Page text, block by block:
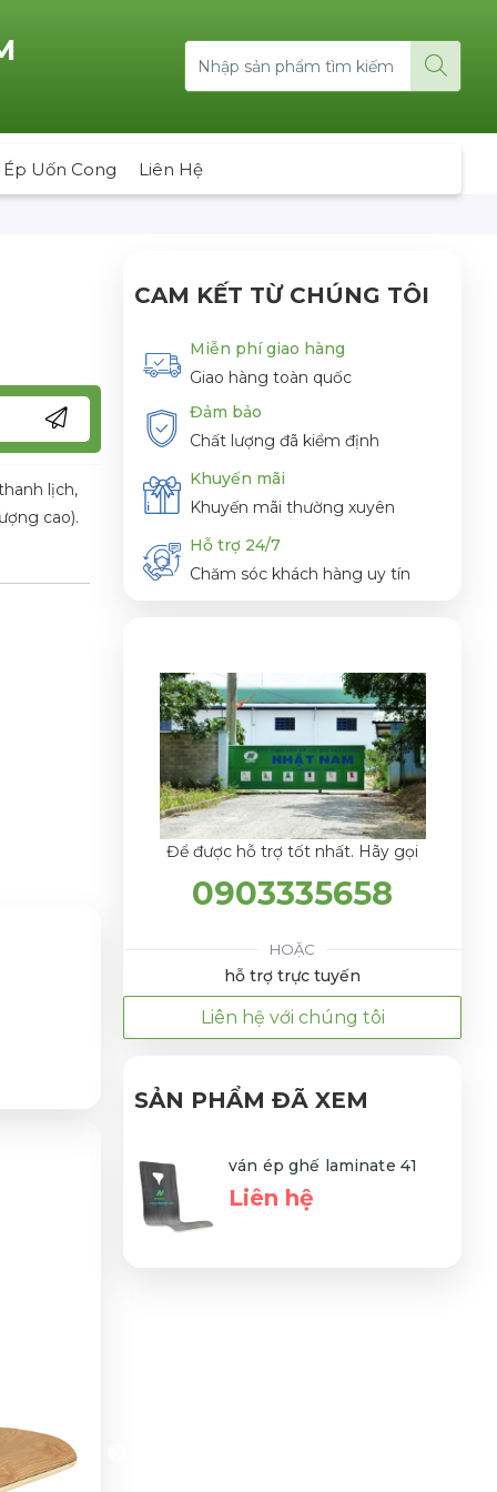
Ép Uốn Cong Liên Hệ
lịch,
cao).
CAM KẾT TỪ CHÚNG TÔI
Miễn phí giao hàng
Giao hàng toàn quốc
Đảm bảo
Chất lượng đã kiểm định
Khuyến mãi
Khuyến mãi thường xuyên
Hỗ trợ 24/7
Chăm sóc khách hàng uy tín
Để được hỗ trợ tốt nhất. Hãy gọi
0903335658
HOẶC
hỗ trợ trực tuyến
Liên hệ với chúng tôi
SẢN PHẨM ĐÃ XEM
ván ép ghế laminate 41
Liên hệ